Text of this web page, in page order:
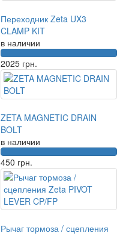
Переходник Zeta UX3
CLAMP KIT
в наличии
2025 грн.
ZETA MAGNETIC DRAIN
BOLT
в наличии
450 грн.
Рычаг тормоза / сцепления